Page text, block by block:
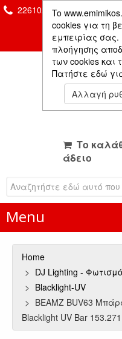
To
cookies για τη
εμπειρίας σας.
πλοήγησης
των cookies και
Πατήστε εδώ
Αλλαγή
2261026435 &
Το
άδειο
Menu
Home
DJ Lighting -
Blacklight-UV
BEAMZ BUV63
Blacklight UV Bar 153.271